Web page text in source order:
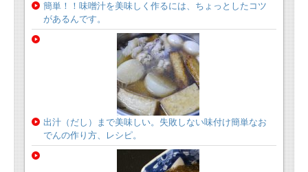
簡単！！味噌汁を美味しく作るには、ちょっとしたコツ
があるんです。
出汁（だし）まで美味しい。失敗しない味付け簡単なお
でんの作り方、レシピ。